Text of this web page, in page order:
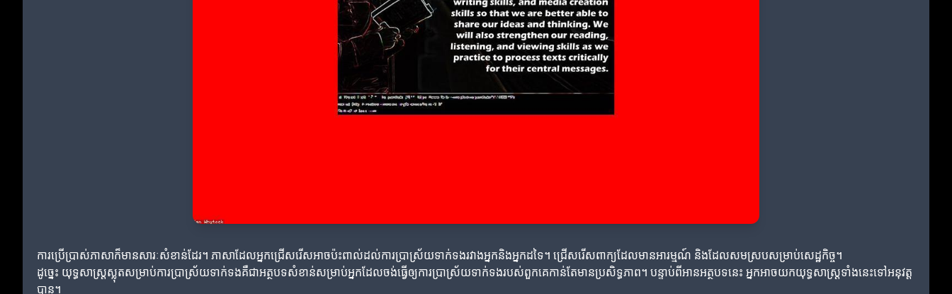
ការប្រើប្រាស់ភាសាក៏មានសារៈសំខាន់ដែរ។ ភាសាដែលអ្នកជ្រើសរើសអាចប៉ះពាល់ដល់ការប្រាស្រ័យទាក់ទងរវាងអ្នកនិងអ្នកដទៃ។ ជ្រើសរើសពាក្យដែលមានអារម្មណ៍ និងដែលសមស្របសម្រាប់សេដ្ឋកិច្ច។
ដូច្នេះ យុទ្ធសាស្ត្រស្លុតសម្រាប់ការប្រាស្រ័យទាក់ទងគឺជាអត្ថបទសំខាន់សម្រាប់អ្នកដែលចង់ធ្វើឲ្យការប្រាស្រ័យទាក់ទងរបស់ពួកគេកាន់តែមានប្រសិទ្ធភាព។ បន្ទាប់ពីអានអត្ថបទនេះ អ្នកអាចយកយុទ្ធសាស្ត្រទាំងនេះទៅអនុវត្ត
បាន។